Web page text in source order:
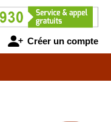
Créer un compte